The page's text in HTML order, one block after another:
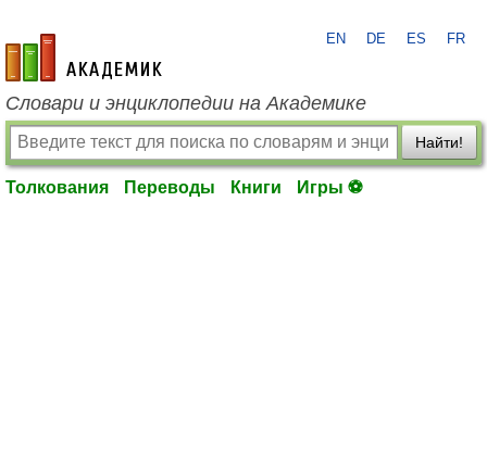
academic.ru
EN DE ES FR
Словари и энциклопедии на Академике
Найти!
Толкования Переводы Книги Игры ⚽